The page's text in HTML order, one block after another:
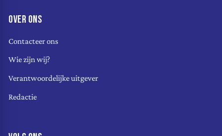
OVER ONS
Contacteer ons
Wie zijn wij?
Verantwoordelijke uitgever
Redactie